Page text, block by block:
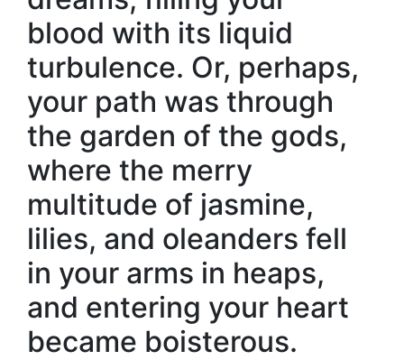
blood with its liquid
turbulence. Or, perhaps,
your path was through
the garden of the gods,
where the merry
multitude of jasmine,
lilies, and oleanders fell
in your arms in heaps,
and entering your heart
became boisterous.